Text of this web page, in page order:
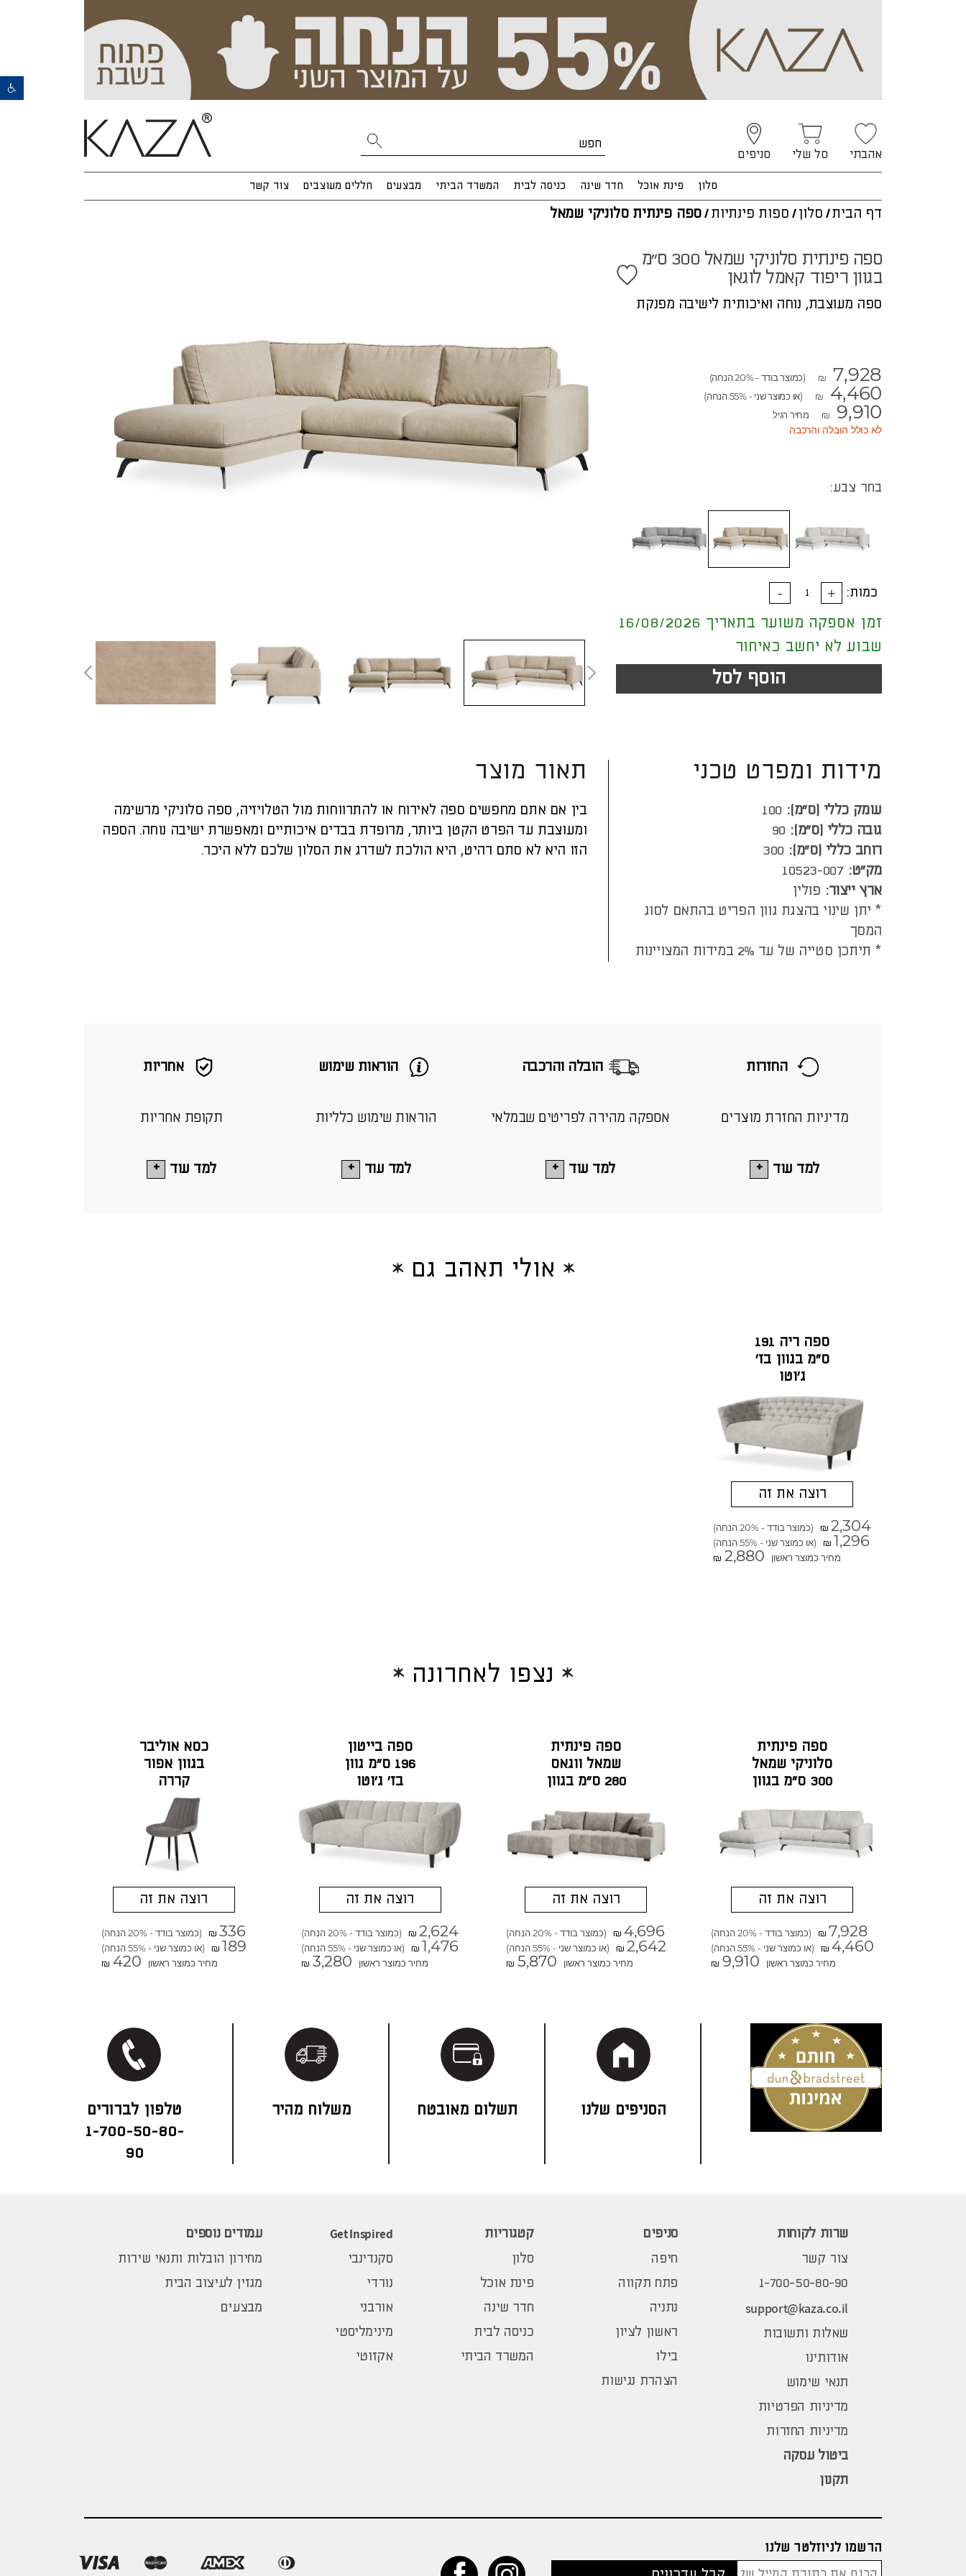
פתח סרגל נגישות
אהבתי סל שלי סניפים
סלון פינת אוכל חדר שינה כניסה לבית המשרד הביתי מבצעים חללים מעוצבים צור קשר
דף הבית/ סלון / ספות פינתיות/ספה פינתית סלוניקי שמאל
ספה פינתית סלוניקי שמאל 300 ס"מ
בגוון ריפוד קאמל לוגאן
ספה מעוצבת, נוחה ואיכותית לישיבה מפנקת
₪ 7,928 (כמוצר בודד - 20% הנחה)
₪ 4,460 (או כמוצר שני - 55% הנחה)
₪ 9,910 מחיר רגיל
לא כולל הובלה והרכבה
בחר צבע:
כמות:
זמן אספקה משוער בתאריך 16/08/2026
שבוע לא יחשב כאיחור
הוסף לסל
תאור מוצר
בין אם אתם מחפשים ספה לאירוח או להתרווחות מול הטלויזיה, ספה סלוניקי מרשימה
ומעוצבת עד הפרט הקטן ביותר, מרופדת בבדים איכותיים ומאפשרת ישיבה נוחה. הספה
הזו היא לא סתם רהיט, היא הולכת לשדרג את הסלון שלכם ללא היכר.
מידות ומפרט טכני
עומק כללי (ס”מ): 100
גובה כללי (ס”מ): 90
רוחב כללי (ס”מ): 300
מק"ט: 10523-007
ארץ ייצור: פולין
* יתן שינוי בהצגת גוון הפריט בהתאם לסוג
המסך
* תיתכן סטייה של עד 2% במידות המצויינות
אחריות
תקופת אחריות
למד עוד
הוראות שימוש
הוראות שימוש כלליות
למד עוד
הובלה והרכבה
אספקה מהירה לפריטים שבמלאי
למד עוד
החזרות
מדיניות החזרת מוצרים
למד עוד
אולי תאהב גם
ספה ריה 191
ס"מ בגוון בז'
ג'וטו
רוצה את זה
₪ 2,304 (כמוצר בודד - 20% הנחה)
₪ 1,296
(או כמוצר שני - 55% הנחה)
מחיר כמוצר ראשון
₪ 2,880
נצפו לאחרונה
ספה פינתית
סלוניקי שמאל
300 ס"מ בגוון
רוצה את זה
₪ 7,928 (כמוצר בודד - 20% הנחה)
₪ 4,460
(או כמוצר שני - 55% הנחה)
מחיר כמוצר ראשון
₪ 9,910
ספה פינתית
שמאל ווגאס
280 ס"מ בגוון
רוצה את זה
₪ 4,696 (כמוצר בודד - 20% הנחה)
₪ 2,642
(או כמוצר שני - 55% הנחה)
מחיר כמוצר ראשון
₪ 5,870
ספה בייטון
196 ס"מ גוון
בז' ג'וטו
רוצה את זה
₪ 2,624 (כמוצר בודד - 20% הנחה)
₪ 1,476
(או כמוצר שני - 55% הנחה)
מחיר כמוצר ראשון
₪ 3,280
כסא אוליבר
בגוון אפור
קררה
רוצה את זה
₪ 336 (כמוצר בודד - 20% הנחה)
₪ 189
(או כמוצר שני - 55% הנחה)
מחיר כמוצר ראשון
₪ 420
הסניפים שלנו תשלום מאובטח משלוח מהיר
1-700-50-80-
90
שרות לקוחות
צור קשר
1-700-50-80-90
support@kaza.co.il
שאלות ותשובות
אודותינו
תנאי שימוש
מדיניות הפרטיות
מדיניות החזרות
ביטול עסקה
תקנון
סניפים
חיפה
פתח תקווה
נתניה
ראשון לציון
בילו
הצהרת נגישות
קטגוריות
סלון
פינת אוכל
חדר שינה
כניסה לבית
המשרד הביתי
Get Inspired
סקנדינבי
נורדי
אורבני
מינימליסטי
אקזוטי
עמודים נוספים
מחירון הובלות ותנאי שירות
מגזין לעיצוב הבית
מבצעים
הרשמו לניוזלטר שלנו